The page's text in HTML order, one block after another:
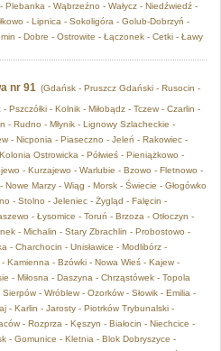
- Wąbrzeźno - Wałycz - Niedźwiedź -
- Lipnica - Sokoligóra - Golub-Dobrzyń -
- Dobre - Ostrowite - Łączonek - Cetki - Ławy
nr 91 (Gdańsk - Pruszcz Gdański - Rusocin -
Pszczółki - Kolnik - Miłobądz - Tczew - Czarlin -
- Rudno - Młynik - Lignowy Szlacheckie -
- Nicponia - Piaseczno - Jeleń - Rakowiec -
Ostrowicka - Półwieś - Pieniążkowo -
- Kurzajewo - Warlubie - Bzowo - Fletnowo -
Marzy - Wiąg - Morsk - Świecie - Głogówko
- Stolno - Jeleniec - Żygląd - Falęcin -
- Łysomice - Toruń - Brzoza - Otłoczyn -
- Michalin - Stary Zbrachlin - Probostowo -
- Charchocin - Unisławice - Modlibórz -
Kamienna - Bzówki - Nowa Wieś - Kajew -
- Miłosna - Daszyna - Chrząstówek - Topola
- Wróblew - Ozorków - Słowik - Emilia -
- Karlin - Jarosty - Piotrków Trybunalski -
- Rozprza - Kęszyn - Białocin - Niechcice -
- Gomunice - Kletnia - Blok Dobryszyce -